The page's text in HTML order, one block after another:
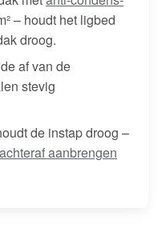
– houdt het ligbed
droog.
af van de
stevig
de instap droog –
aanbrengen